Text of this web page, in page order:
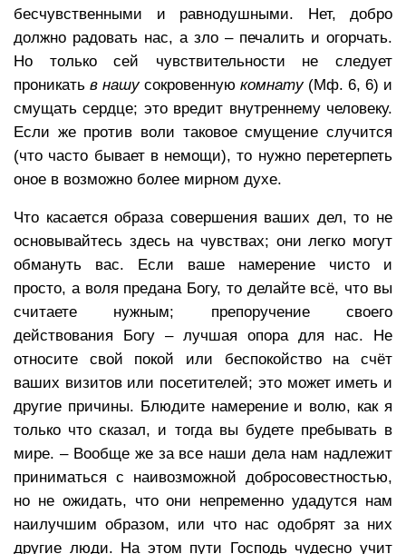
бесчувственными и равнодушными. Нет, добро
должно радовать нас, а зло – печалить и огорчать.
Но только сей чувствительности не следует
проникать в нашу сокровенную комнату(Мф. 6, 6) и
смущать сердце; это вредит внутреннему человеку.
Если же против воли таковое смущение случится
(что часто бывает в немощи), то нужно перетерпеть
оное в возможно более мирном духе.
Что касается образа совершения ваших дел, то не
основывайтесь здесь на чувствах; они легко могут
обмануть вас. Если ваше намерение чисто и
просто, а воля предана Богу, то делайте всё, что вы
считаете нужным; препоручение своего
действования Богу – лучшая опора для нас. Не
относите свой покой или беспокойство на счёт
ваших визитов или посетителей; это может иметь и
другие причины. Блюдите намерение и волю, как я
только что сказал, и тогда вы будете пребывать в
мире. – Вообще же за все наши дела нам надлежит
приниматься с наивозможной добросовестностью,
но не ожидать, что они непременно удадутся нам
наилучшим образом, или что нас одобрят за них
другие люди. На этом пути Господь чудесно учит